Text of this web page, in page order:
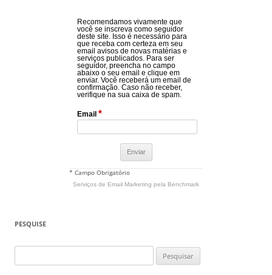
Recomendamos vivamente que
você se inscreva como seguidor
deste site. Isso é necessário para
que receba com certeza em seu
email avisos de novas matérias e
serviços publicados. Para ser
seguidor, preencha no campo
abaixo o seu email e clique em
enviar. Você receberá um email de
confirmação. Caso não receber,
verifique na sua caixa de spam.
Email *
* Campo Obrigatório
Serviços de Email Marketing pela Benchmark
PESQUISE
por: